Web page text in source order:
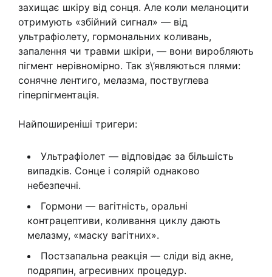
захищає шкіру від сонця. Але коли меланоцити
отримують «збійний сигнал» — від
ультрафіолету, гормональних коливань,
запалення чи травми шкіри, — вони виробляють
пігмент нерівномірно. Так з\’являються плями:
сонячне лентиго, мелазма, поствуглева
гіперпігментація.
Найпоширеніші тригери:
Ультрафіолет — відповідає за більшість
випадків. Сонце і солярій однаково
небезпечні.
Гормони — вагітність, оральні
контрацептиви, коливання циклу дають
мелазму, «маску вагітних».
Постзапальна реакція — сліди від акне,
подряпин, агресивних процедур.